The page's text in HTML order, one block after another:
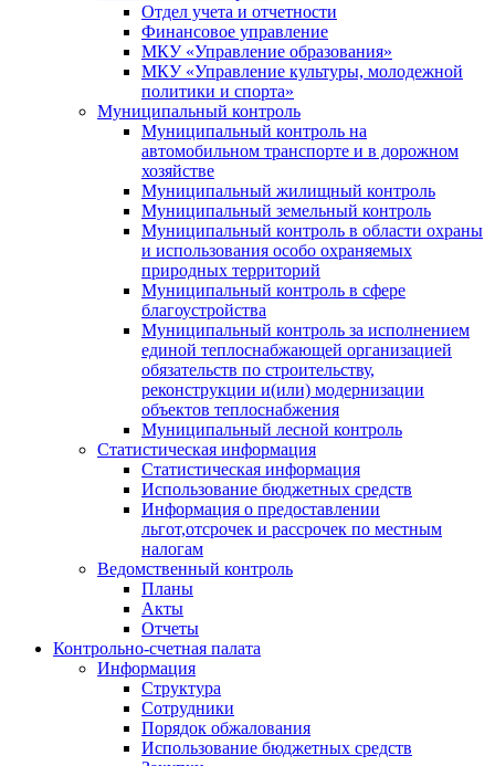
Отдел учета и отчетности
Финансовое управление
МКУ «Управление образования»
МКУ «Управление культуры, молодежной
политики и спорта»
Муниципальный контроль
Муниципальный контроль на
автомобильном транспорте и в дорожном
хозяйстве
Муниципальный жилищный контроль
Муниципальный земельный контроль
Муниципальный контроль в области охраны
и использования особо охраняемых
природных территорий
Муниципальный контроль в сфере
благоустройства
Муниципальный контроль за исполнением
единой теплоснабжающей организацией
обязательств по строительству,
реконструкции и(или) модернизации
объектов теплоснабжения
Муниципальный лесной контроль
Статистическая информация
Статистическая информация
Использование бюджетных средств
Информация о предоставлении
льгот,отсрочек и рассрочек по местным
налогам
Ведомственный контроль
Планы
Акты
Отчеты
Контрольно-счетная палата
Информация
Структура
Сотрудники
Порядок обжалования
Использование бюджетных средств